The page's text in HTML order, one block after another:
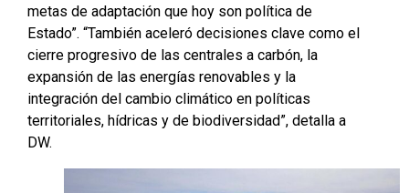
metas de adaptación que hoy son política de
Estado”. “También aceleró decisiones clave como el
cierre progresivo de las centrales a carbón, la
expansión de las energías renovables y la
integración del cambio climático en políticas
territoriales, hídricas y de biodiversidad”, detalla a
DW.